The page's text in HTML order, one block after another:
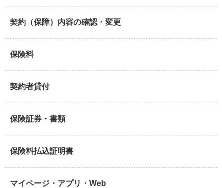
契約（保障）内容の確認・変更
保険料
契約者貸付
保険証券・書類
保険料払込証明書
マイページ・アプリ・Web